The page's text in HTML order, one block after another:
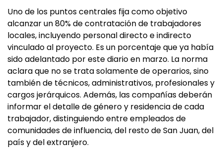
Uno de los puntos centrales fija como objetivo
alcanzar un 80% de contratación de trabajadores
locales, incluyendo personal directo e indirecto
vinculado al proyecto. Es un porcentaje que ya había
sido adelantado por este diario en marzo. La norma
aclara que no se trata solamente de operarios, sino
también de técnicos, administrativos, profesionales y
cargos jerárquicos. Además, las compañías deberán
informar el detalle de género y residencia de cada
trabajador, distinguiendo entre empleados de
comunidades de influencia, del resto de San Juan, del
país y del extranjero.